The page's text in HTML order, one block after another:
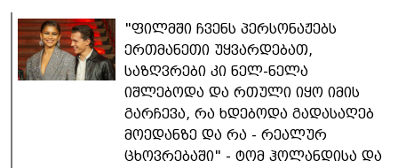
"ფილმში ჩვენს პერსონაჟებს
ერთმანეთი უყვარდებათ,
საზღვრები კი ნელ-ნელა
იშლებოდა და რთული იყო იმის
გარჩევა, რა ხდებოდა გადასაღებ
მოედანზე და რა - რეალურ
ცხოვრებაში" - ტომ ჰოლანდისა და